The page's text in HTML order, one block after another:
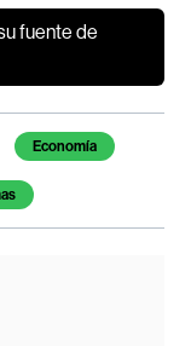
fuente de
Economía